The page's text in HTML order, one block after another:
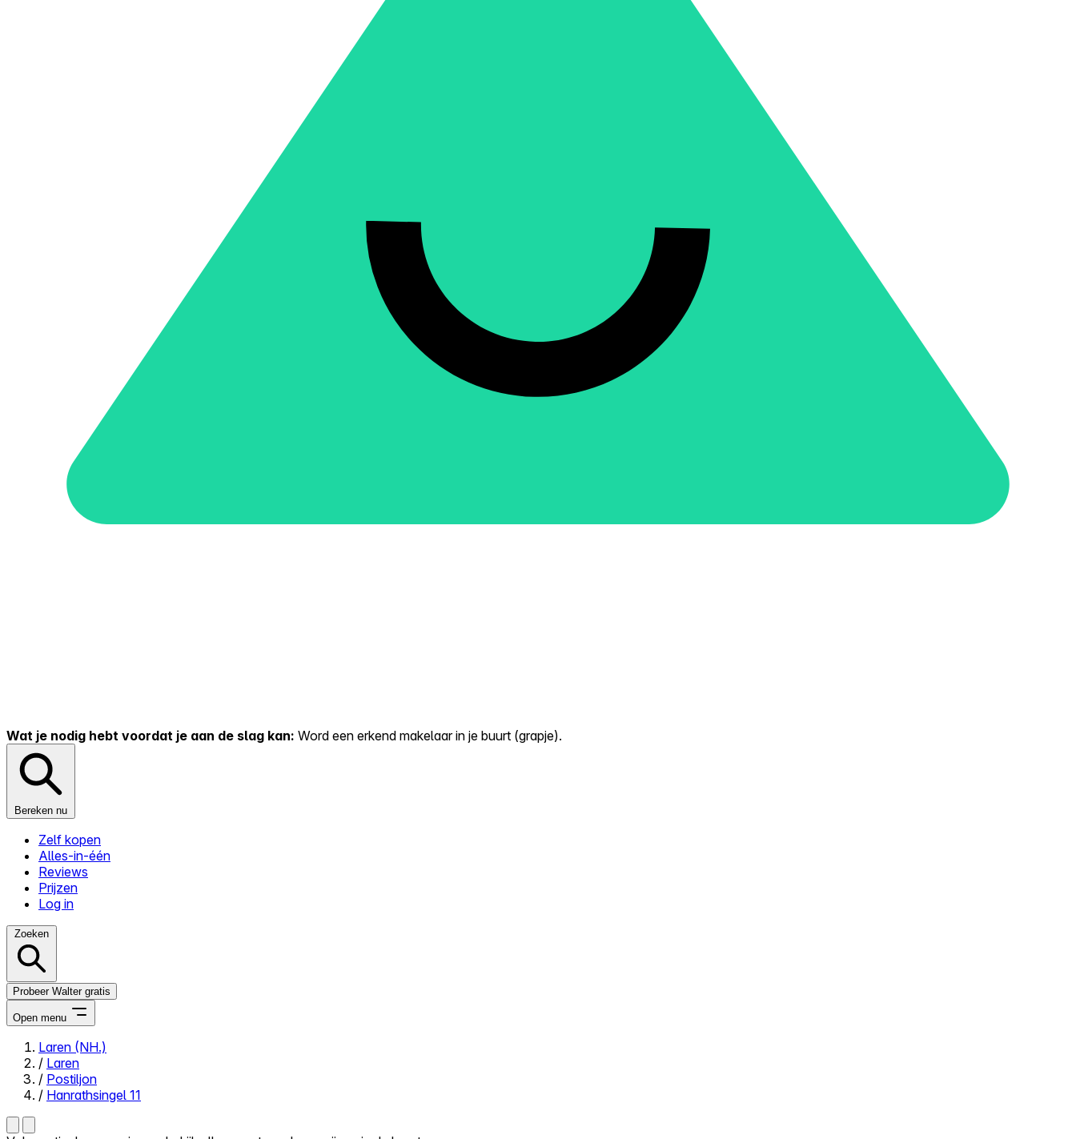
Wat je nodig hebt voordat je aan de slag kan: Word een erkend makelaar in je buurt (grapje).
Bereken nu
Zelf kopen
Alles-in-één
Reviews
Prijzen
Log in
Zoeken
Probeer Walter gratis
Open menu
Close menu
Laren (NH.)
/ Laren
/ Postiljon
/ Hanrathsingel 11